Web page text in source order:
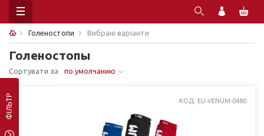
Голеностопи Вибрані варіанти
Голеностопы
Сортувати за по умолчанию
ФІЛЬТР КОД: EU-VENUM-0480